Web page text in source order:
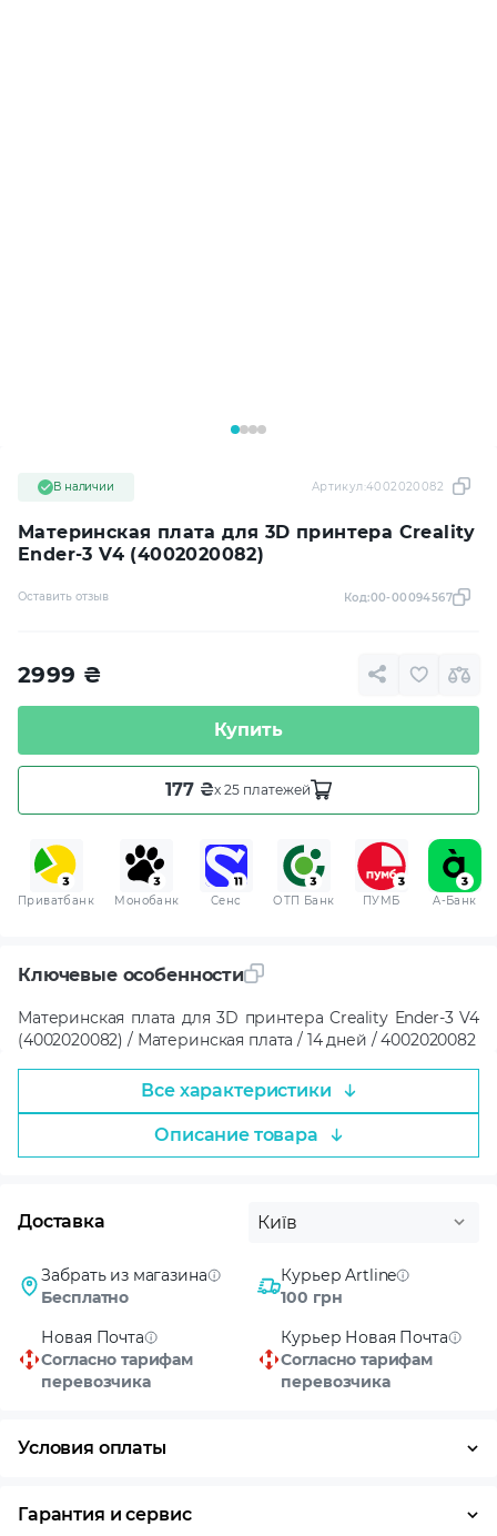
Материнская плата для 3D принтера Creality
Ender-3 V4 (4002020082)
В наличии Артикул:4002020082
Оставить отзыв Код:00-00094567
2999 ₴
Купить
177 ₴x 25 платежей
Приватбанк Монобанк Сенс ОТП Банк ПУМБ A-Банк
Ключевые особенности
Материнская плата для 3D принтера Creality Ender-3 V4
(4002020082) / Материнская плата / 14 дней / 4002020082
Все характеристики
Описание товара
Доставка Київ
Забрать из магазина
Бесплатно
Курьер Artline
100 грн
Новая Почта
Согласно тарифам
перевозчика
Курьер Новая Почта
Согласно тарифам
перевозчика
Условия оплаты
Гарантия и сервис